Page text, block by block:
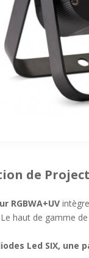
de
RGBWA+UV
haut de gamme
Led SIX, une